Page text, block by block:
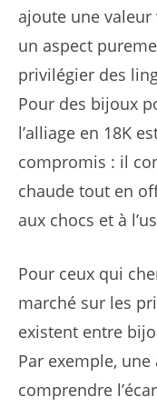
ajoute une valeur
un aspect
privilégier des
Pour des bijoux
l’alliage en 18K
compromis : il
chaude tout en
aux chocs et à
Pour ceux qui
marché sur les
existent entre
Par exemple,
comprendre